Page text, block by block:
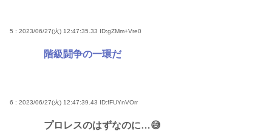
5 : 2023/06/27(火) 12:47:35.33 ID:gZMm+Vre0
階級闘争の一環だ
6 : 2023/06/27(火) 12:47:39.43 ID:fFUYnVOrr
プロレスのはずなのに…😅